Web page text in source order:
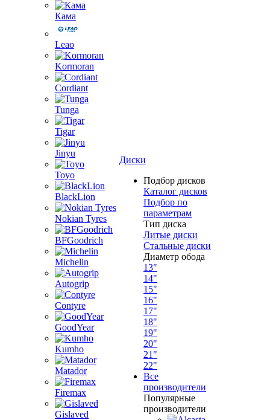
Кама
Leao
Kormoran
Cordiant
Tunga
Tigar
Jinyu
Toyo
BlackLion
Nokian Tyres
BFGoodrich
Michelin
Autogrip
Contyre
GoodYear
Kumho
Matador
Firemax
Gislaved
Диски
Подбор дисков
Каталог дисков
Подбор по
параметрам
Тип диска
Литые диски
Стальные диски
Диаметр обода
13"
14"
15"
16"
17"
18"
19"
20"
21"
22"
Все
производители
Популярные
производители